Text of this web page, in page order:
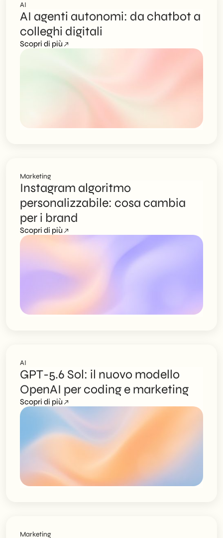
AI
AI agenti autonomi: da chatbot a
colleghi digitali
Scopri di più
Marketing
Instagram algoritmo
personalizzabile: cosa cambia
per i brand
Scopri di più
AI
GPT-5.6 Sol: il nuovo modello
OpenAI per coding e marketing
Scopri di più
Marketing